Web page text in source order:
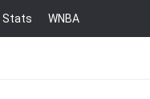
Stats WNBA